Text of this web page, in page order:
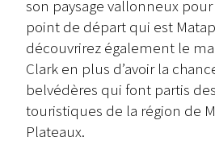
son paysage vallonneux
point de départ qui est
découvrirez également le
Clark en plus d’avoir la
belvédères qui font partis
touristiques de la région de
Plateaux.